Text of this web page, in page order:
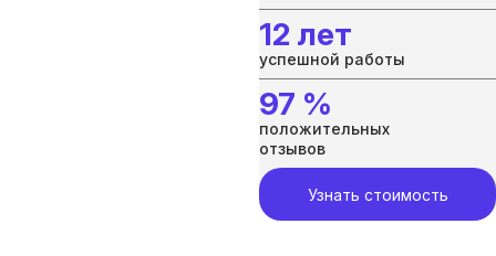
12 лет
успешной работы
97 %
положительных
отзывов
Узнать стоимость